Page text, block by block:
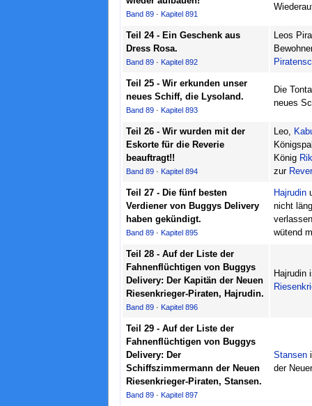
Band 89· Kapitel 891
Teil 24 - Ein Geschenk aus
Dress Rosa.
Band 89· Kapitel 892
Leos
Teil 25 - Wir erkunden unser
neues Schiff, die Lysoland.
Band 89· Kapitel 893
Die
neues
Teil 26 - Wir wurden mit der
Eskorte für die Reverie
beauftragt!!
Band 89 · Kapitel 894
Leo,
König
zur
Teil 27 - Die fünf besten
Verdiener von Buggys Delivery
haben gekündigt.
Band 89· Kapitel 895
Hajrudin
nicht
wütend
Teil 28 - Auf der Liste der
Fahnenflüchtigen von Buggys
Delivery: Der Kapitän der Neuen
Riesenkrieger-Piraten, Hajrudin.
Band 89· Kapitel 896
Hajrudin
Teil 29 - Auf der Liste der
Fahnenflüchtigen von Buggys
Delivery: Der
Schiffszimmermann der Neuen
Riesenkrieger-Piraten, Stansen.
Band 89· Kapitel 897
Stansen
der